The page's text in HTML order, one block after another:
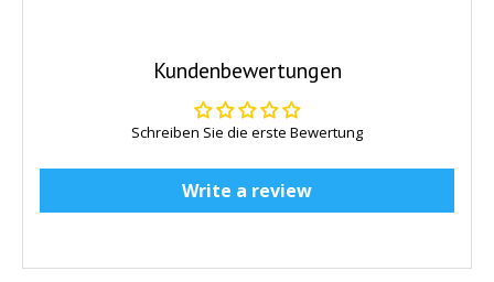
Kundenbewertungen
Schreiben Sie die erste Bewertung
Write a review